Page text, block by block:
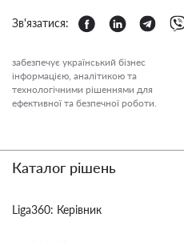
Зв'язатися:
забезпечує український бізнес
інформацією, аналітикою та
технологічними рішеннями для
ефективної та безпечної роботи.
Каталог рішень
Liga360: Керівник